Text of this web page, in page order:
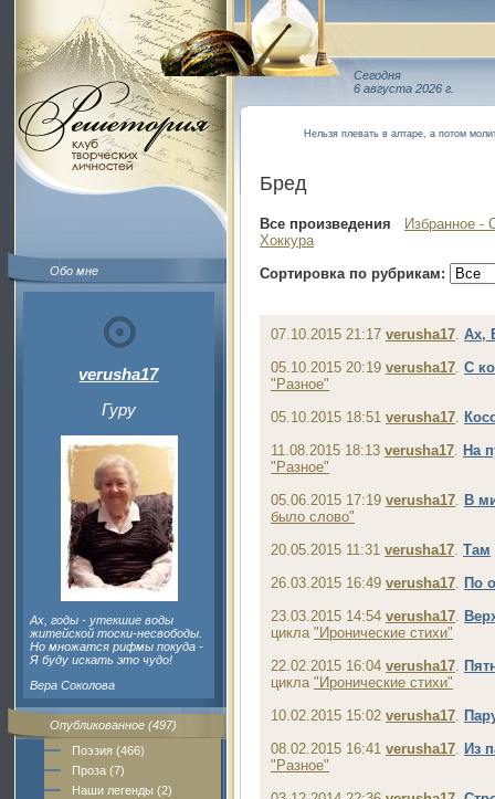
Обо мне
verusha17
Гуру
Ах, годы - утекшие воды
житейской тоски-несвободы.
Но множатся рифмы покуда -
Я буду искать это чудо!
Вера Соколова
Опубликованное (497)
Поэзия (466)
Проза (7)
Наши легенды (2)
Сегодня
6 августа 2026 г.
Нельзя плевать в алтаре, а потом
Бред
Все произведения
Избранное -
Хоккура
Сортировка по рубрикам:
07.10.2015 21:17 verusha17. Ах,
05.10.2015 20:19 verusha17. С
"Разное"
05.10.2015 18:51 verusha17.
11.08.2015 18:13 verusha17. На
"Разное"
05.06.2015 17:19 verusha17. В
было слово"
20.05.2015 11:31 verusha17. Там
26.03.2015 16:49 verusha17. По
23.03.2015 14:54 verusha17.
цикла "Иронические стихи"
22.02.2015 16:04 verusha17.
цикла "Иронические стихи"
10.02.2015 15:02 verusha17.
08.02.2015 16:41 verusha17. Из
"Разное"